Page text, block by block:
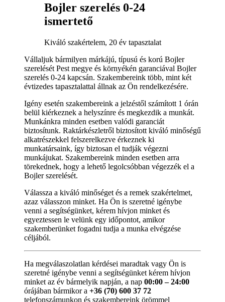
Bojler szerelés 0-24
ismertető
Kiváló szakértelem, 20 év tapasztalat
Vállaljuk bármilyen márkájú, típusú és korú Bojler
szerelését Pest megye és környékén garanciával Bojler
szerelés 0-24 kapcsán. Szakembereink több, mint két
évtizedes tapasztalattal állnak az Ön rendelkezésére.
Igény esetén szakembereink a jelzéstől számított 1 órán
belül kiérkeznek a helyszínre és megkezdik a munkát.
Munkánkra minden esetben valódi garanciát
biztosítunk. Raktárkészletről biztosított kiváló minőségű
alkatrészekkel felszerelkezve érkeznek ki
munkatársaink, így biztosan el tudják végezni
munkájukat. Szakembereink minden esetben arra
törekednek, hogy a lehető legolcsóbban végezzék el a
Bojler szerelését.
Válassza a kiváló minőséget és a remek szakértelmet,
azaz válasszon minket. Ha Ön is szeretné igénybe
venni a segítségünket, kérem hívjon minket és
egyeztessen le velünk egy időpontot, amikor
szakemberünket fogadni tudja a munka elvégzése
céljából.
Ha megválaszolatlan kérdései maradtak vagy Ön is
szeretné igénybe venni a segítségünket kérem hívjon
minket az év bármelyik napján, a nap 00:00 – 24:00
órájában bármikor a +36 (70) 600 37 72
telefonszámunkon és szakembereink örömmel